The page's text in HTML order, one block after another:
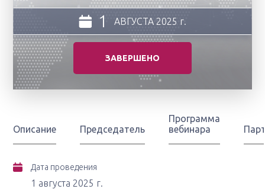
ЗАВЕРШЕНО
1 АВГУСТА 2025 г.
Описание Председатель
Программа
вебинара
Дата проведения
1 августа 2025 г.